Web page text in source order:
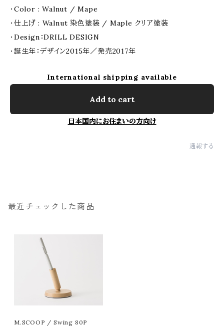
・Color : Walnut / Mape
・仕上げ : Walnut 染色塗装 / Maple クリア塗装
・Design：DRILL DESIGN
・誕生年：デザイン2015年／発売2017年
International shipping available
Add to cart
日本国内にお住まいの方向け
通報する
最近チェックした商品
M.SCOOP / Swing 80P